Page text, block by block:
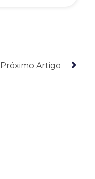
Próximo Artigo